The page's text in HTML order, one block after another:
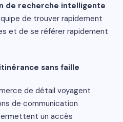
de recherche intelligente
de trouver rapidement
et de se référer rapidement
sans faille
de détail voyagent
de communication
un accès